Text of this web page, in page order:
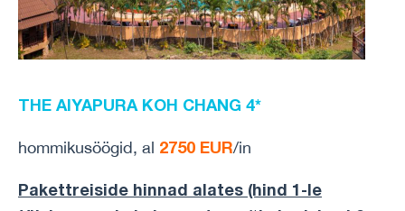
THE AIYAPURA KOH CHANG 4*
hommikusöögid, al 2750 EUR/in
Pakettreiside hinnad alates (hind 1-le